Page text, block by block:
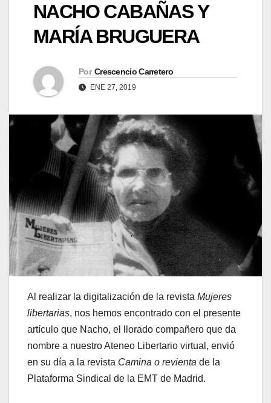
NACHO CABAÑAS Y
MARÍA BRUGUERA
Por Crescencio Carretero
ENE 27, 2019
Al realizar la digitalización de la revista Mujeres
libertarias, nos hemos encontrado con el presente
artículo que Nacho, el llorado compañero que da
nombre a nuestro Ateneo Libertario virtual, envió
en su día a la revista Camina o revienta de la
Plataforma Sindical de la EMT de Madrid.